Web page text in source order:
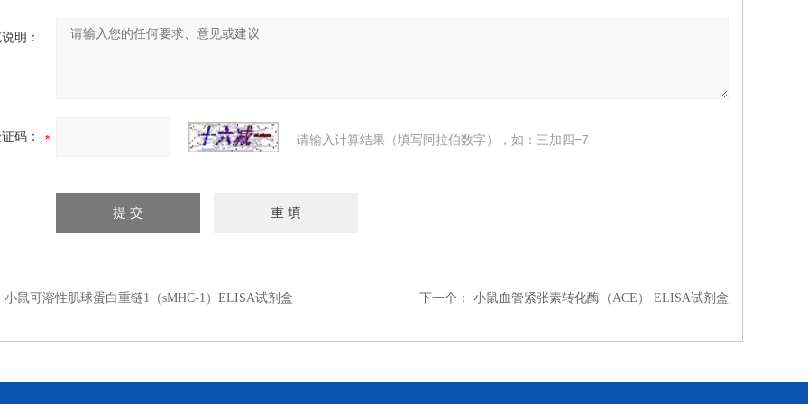
明：
码： 请输入计算结果（填写阿拉伯数字），如：三加四=7
小鼠可溶性肌球蛋白重链1（sMHC-1）ELISA试剂盒 下一个： 小鼠血管紧张素转化酶（ACE） ELISA试剂盒